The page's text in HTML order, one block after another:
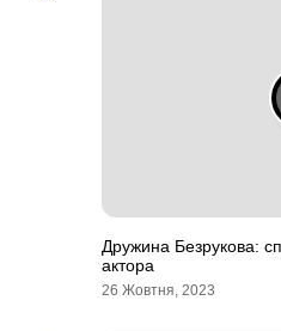
Дружина Безрукова:
актора
26 Жовтня, 2023